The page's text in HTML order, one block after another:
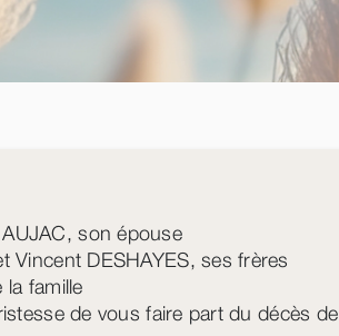
son épouse
Vincent DESHAYES, ses frères
la famille
de vous faire part du décès de